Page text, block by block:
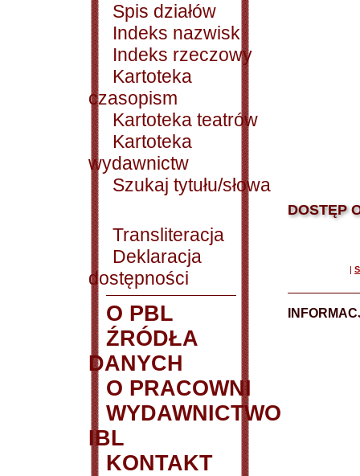
Spis działów
Indeks nazwisk
Indeks rzeczowy
Kartoteka
czasopism
Kartoteka teatrów
Kartoteka
wydawnictw
Szukaj tytułu/słowa
Transliteracja
Deklaracja
dostępności
O PBL
ŹRÓDŁA
DANYCH
O PRACOWNI
WYDAWNICTWO
IBL
KONTAKT
DOSTĘP
|